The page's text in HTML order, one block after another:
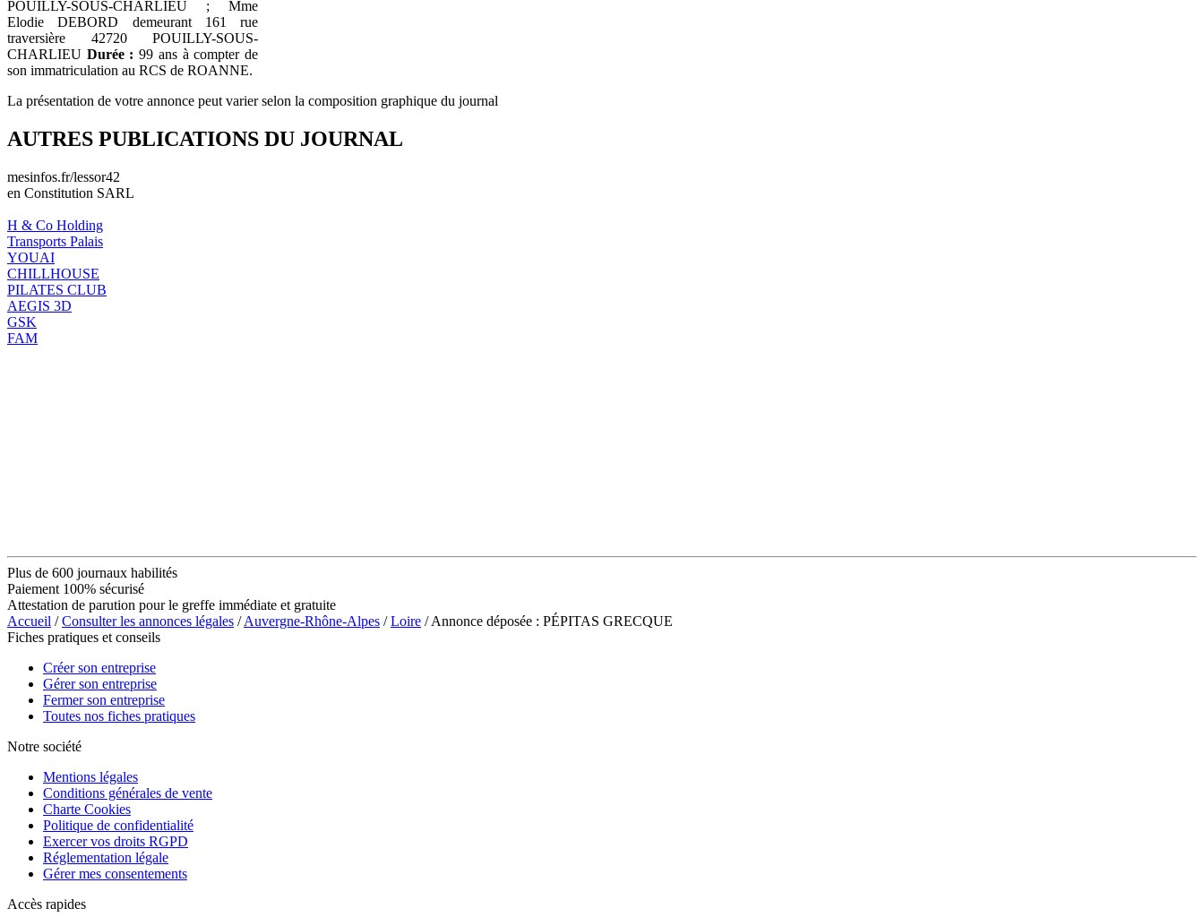
POUILLY-SOUS-CHARLIEU ; Mme
Elodie DEBORD demeurant 161 rue
traversière 42720 POUILLY-SOUS-
CHARLIEU Durée : 99 ans à compter de
son immatriculation au RCS de ROANNE.
La présentation de votre annonce peut varier selon la composition graphique du journal
AUTRES PUBLICATIONS DU JOURNAL
mesinfos.fr/lessor42
en Constitution SARL
H & Co Holding
Transports Palais
YOUAI
CHILLHOUSE
PILATES CLUB
AEGIS 3D
GSK
FAM
Plus de 600 journaux habilités
Paiement 100% sécurisé
Attestation de parution pour le greffe immédiate et gratuite
Accueil /Consulter les annonces légales /Auvergne-Rhône-Alpes /Loire / Annonce déposée : PÉPITAS GRECQUE
Fiches pratiques et conseils
Créer son entreprise
Gérer son entreprise
Fermer son entreprise
Toutes nos fiches pratiques
Notre société
Mentions légales
Conditions générales de vente
Charte Cookies
Politique de confidentialité
Exercer vos droits RGPD
Réglementation légale
Gérer mes consentements
Accès rapides